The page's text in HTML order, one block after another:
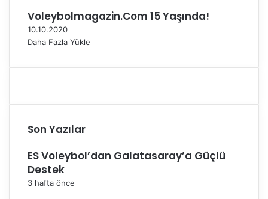
ı
k
n
Voleybolmagazin.Com 15 Yaşında!
10.10.2020
Daha Fazla Yükle
Son Yazılar
ES Voleybol’dan Galatasaray’a Güçlü
Destek
3 hafta önce